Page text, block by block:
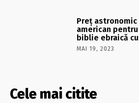
Preț
american
biblie ebraică
MAI 19, 2023
Cele mai citite